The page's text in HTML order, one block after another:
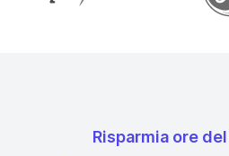
Risparmia ore